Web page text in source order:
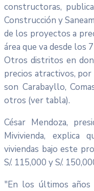
constructoras,
Construcción y
de los proyectos a
área que va desde los
Otros distritos en
precios atractivos, por
son Carabayllo,
otros (ver tabla).
César Mendoza,
Mivivienda, explica
viviendas bajo este
S/. 115,000 y S/.
"En los últimos años